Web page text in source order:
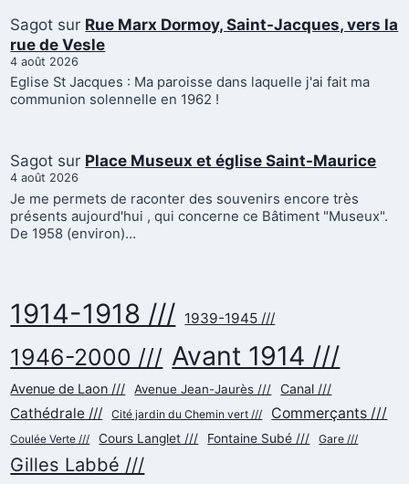
Sagot sur Rue Marx Dormoy, Saint-Jacques, vers la
rue de Vesle
4 août 2026
Eglise St Jacques : Ma paroisse dans laquelle j'ai fait ma
communion solennelle en 1962 !
Sagot sur Place Museux et église Saint-Maurice
4 août 2026
Je me permets de raconter des souvenirs encore très
présents aujourd'hui , qui concerne ce Bâtiment "Museux".
De 1958 (environ)…
1914-1918 /// 1939-1945 ///
1946-2000 /// Avant 1914 ///
Avenue de Laon /// Avenue Jean-Jaurès /// Canal ///
Cathédrale /// Cité jardin du Chemin vert /// Commerçants ///
Coulée Verte /// Cours Langlet /// Fontaine Subé /// Gare ///
Gilles Labbé ///